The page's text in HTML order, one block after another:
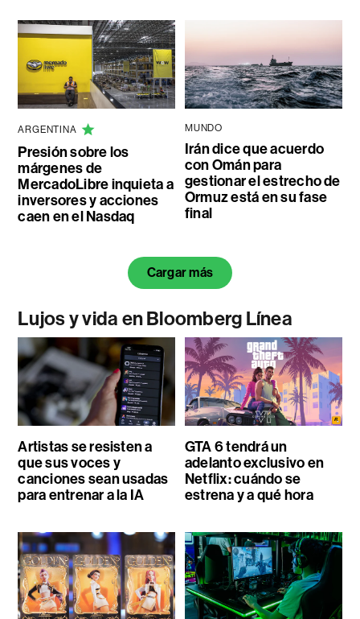
ARGENTINA
Presión sobre los
márgenes de
MercadoLibre inquieta a
inversores y acciones
caen en el Nasdaq
MUNDO
Irán dice que acuerdo
con Omán para
gestionar el estrecho de
Ormuz está en su fase
final
Cargar más
Lujos y vida en Bloomberg Línea
Artistas se resisten a
que sus voces y
canciones sean usadas
para entrenar a la IA
GTA 6 tendrá un
adelanto exclusivo en
Netflix: cuándo se
estrena y a qué hora